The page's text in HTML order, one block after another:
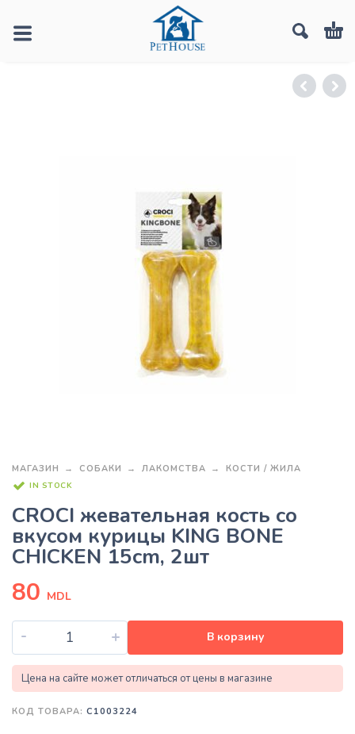
МАГАЗИН СОБАКИ ЛАКОМСТВА КОСТИ / ЖИЛА
IN STOCK
CROCI жевательная кость со
вкусом курицы KING BONE
CHICKEN 15cm, 2шт
80 MDL
- + В корзину
Цена на сайте может отличаться от цены в магазине
КОД ТОВАРА: C1003224